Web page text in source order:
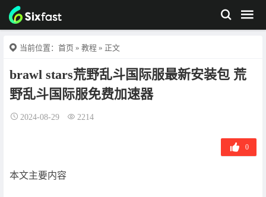
当前位置： 首页 » 教程 » 正文
brawl stars荒野乱斗国际服最新安装包 荒
野乱斗国际服免费加速器
2024-08-29 2214
0
本文主要内容